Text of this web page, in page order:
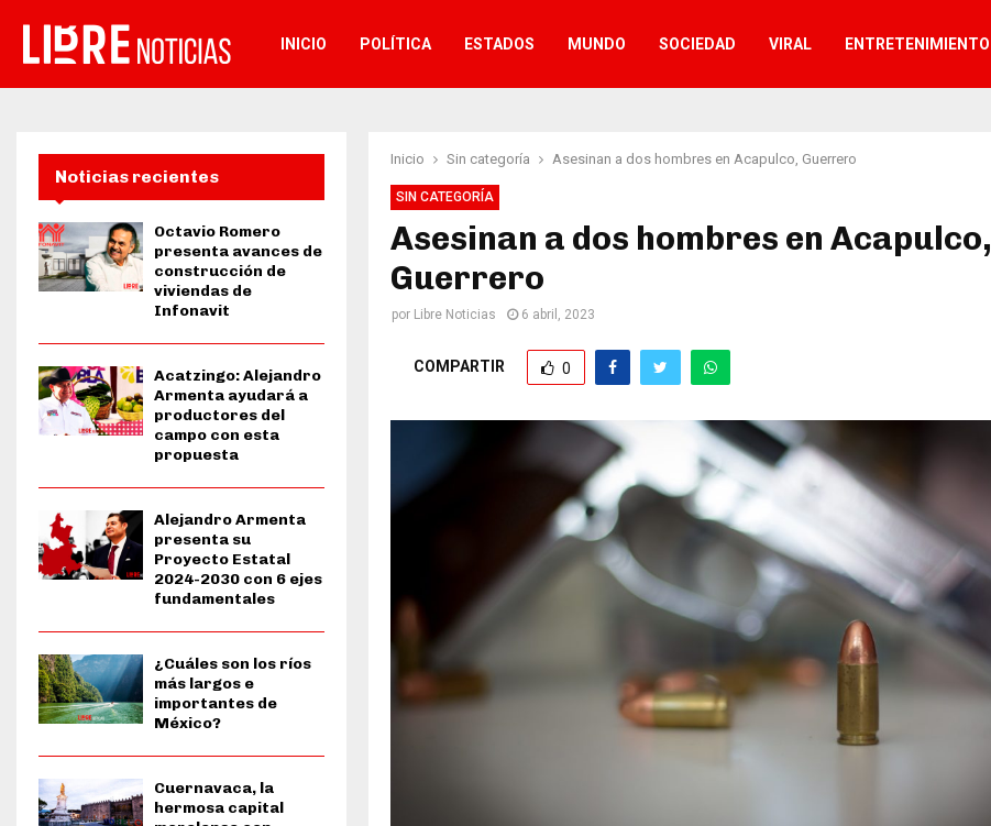
INICIO POLÍTICA ESTADOS MUNDO SOCIEDAD VIRAL ENTRETENIMIENTO
Inicio Sin categoría Asesinan a dos hombres en Acapulco, Guerrero
SIN CATEGORÍA
Asesinan a dos hombres en Acapulco,
Guerrero
por Libre Noticias 6 abril, 2023
COMPARTIR 0
Noticias recientes
Octavio Romero
presenta avances de
construcción de
viviendas de
Infonavit
Acatzingo: Alejandro
Armenta ayudará a
productores del
campo con esta
propuesta
Alejandro Armenta
presenta su
Proyecto Estatal
2024-2030 con 6 ejes
fundamentales
¿Cuáles son los ríos
más largos e
importantes de
México?
Cuernavaca, la
hermosa capital